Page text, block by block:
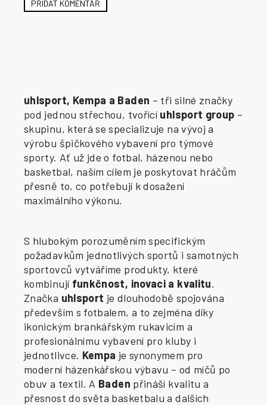
PŘIDAT KOMENTÁŘ
uhlsport, Kempa a Baden – tři silné značky
pod jednou střechou, tvořící uhlsport group –
skupinu, která se specializuje na vývoj a
výrobu špičkového vybavení pro týmové
sporty. Ať už jde o fotbal, házenou nebo
basketbal, naším cílem je poskytovat hráčům
přesně to, co potřebují k dosažení
maximálního výkonu.
S hlubokým porozuměním specifickým
požadavkům jednotlivých sportů i samotných
sportovců vytváříme produkty, které
kombinují funkčnost, inovaci a kvalitu.
Značka uhlsport je dlouhodobě spojována
především s fotbalem, a to zejména díky
ikonickým brankářským rukavicím a
profesionálnímu vybavení pro kluby i
jednotlivce. Kempa je synonymem pro
moderní házenkářskou výbavu – od míčů po
obuv a textil. A Baden přináší kvalitu a
přesnost do světa basketbalu a dalších